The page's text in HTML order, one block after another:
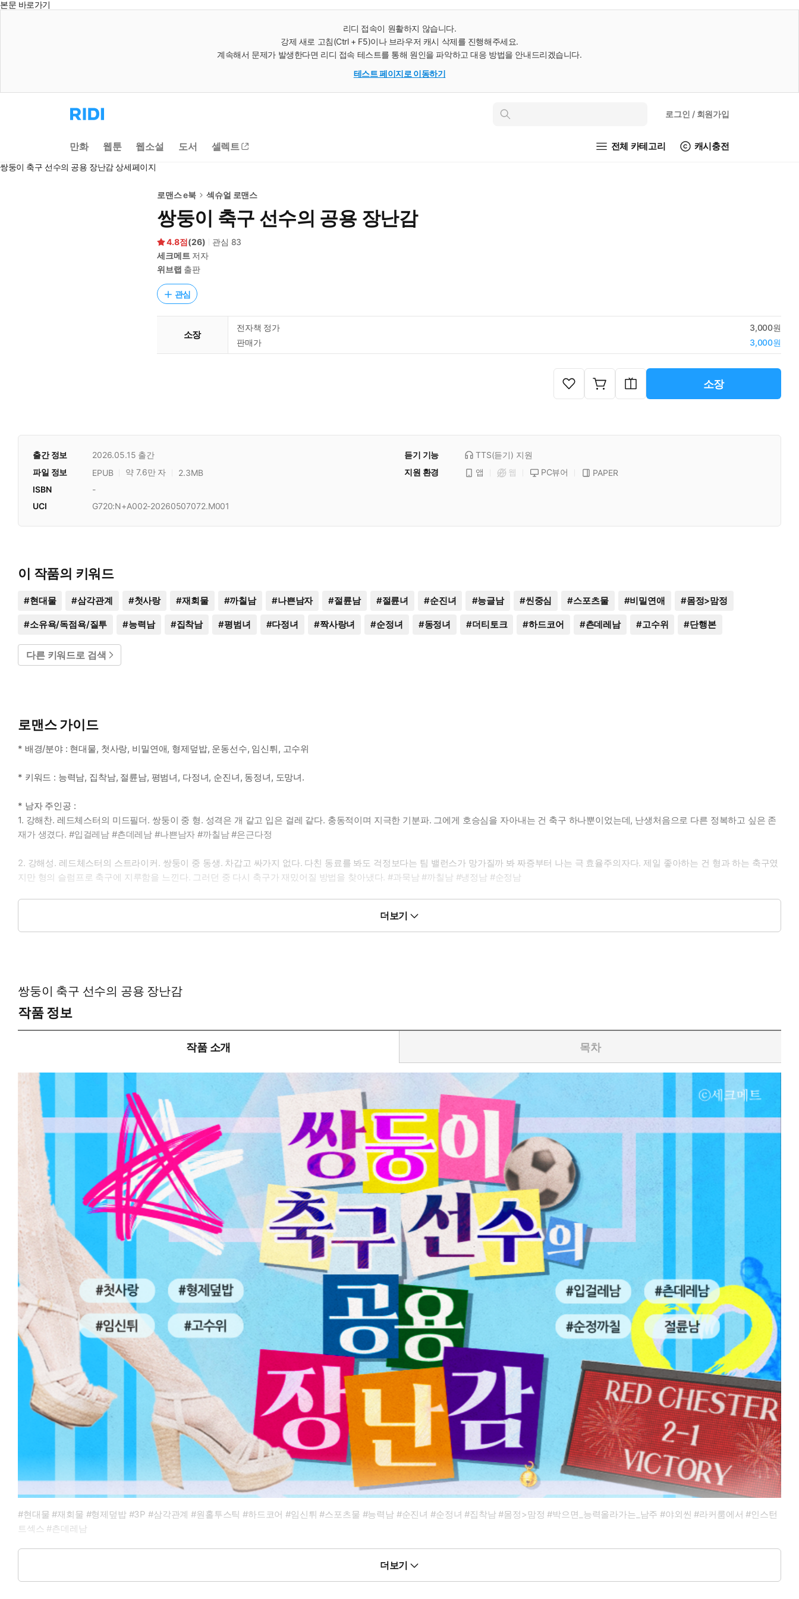
본문 바로가기
리디 접속이 원활하지 않습니다.
강제 새로 고침(Ctrl + F5)이나 브라우저 캐시 삭제를 진행해주세요.
계속해서 문제가 발생한다면 리디 접속 테스트를 통해 원인을 파악하고 대응 방법을 안내드리겠습니다.
테스트 페이지로 이동하기
리
디
으
로
동
인
로그인 / 회원가입
만화 웹툰 웹소설 도서 셀렉트 전체 카테고리 캐시충전
쌍둥이 축구 선수의 공용 장난감 상세페이지
로맨스 e북 섹슈얼 로맨스
쌍둥이 축구 선수의 공용 장난감
4.8 (26) 관심 83
세크메트 저자
위브랩 출판
관심
소장
전자책 정가
3,000원
판매가
3,000원
소장
출간 정보 2026.05.15 출간 듣기 기능 TTS(듣기) 지원
파일 정보
EPUB 약 7.6만 자 2.3MB 지원 환경 앱 웹 PC뷰어
PAPER
ISBN
-
UCI
G720:N+A002-20260507072.M001
이 작품의 키워드
#현대물 #삼각관계 #첫사랑 #재회물 #까칠남 #나쁜남자 #절륜남 #절륜녀 #순진녀 #능글남 #씬중심 #스포츠물 #비밀연애 #몸정>맘정
#소유욕/독점욕/질투 #능력남 #집착남 #평범녀 #다정녀 #짝사랑녀 #순정녀 #동정녀 #더티토크 #하드코어 #츤데레남 #고수위 #단행본
다른 키워드로 검색
로맨스 가이드
* 배경/분야 : 현대물, 첫사랑, 비밀연애, 형제덮밥, 운동선수, 임신튀, 고수위
* 키워드 : 능력남, 집착남, 절륜남, 평범녀, 다정녀, 순진녀, 동정녀, 도망녀.
* 남자 주인공 :
1. 강해찬. 레드체스터의 미드필더. 쌍둥이 중 형. 성격은 개 같고 입은 걸레 같다. 충동적이며 지극한 기분파. 그에게 호승심을 자아내는 건 축구 하나뿐이었는데, 난생처음으로 다른 정복하고 싶은 존
재가 생겼다. #입걸레남 #츤데레남 #나쁜남자 #까칠남 #은근다정
2. 강해성. 레드체스터의 스트라이커. 쌍둥이 중 동생. 차갑고 싸가지 없다. 다친 동료를 봐도 걱정보다는 팀 밸런스가 망가질까 봐 짜증부터 나는 극 효율주의자다. 제일 좋아하는 건 형과 하는 축구였
지만 형의 슬럼프로 축구에 지루함을 느낀다. 그러던 중 다시 축구가 재밌어질 방법을 찾아냈다. #과묵남 #까칠남 #냉정남 #순정남
* 이럴 때 보세요 : 상반된 매력의 형제 덮밥 고수위 작품이 당길 때♥
더보기
쌍둥이 축구 선수의 공용 장난감
작품 정보
작품 소개 목차
#현대물 #재회물 #형제덮밥 #3P #삼각관계 #원홀투스틱 #하드코어 #임신튀 #스포츠물 #능력남 #순진녀 #순정녀 #집착남 #몸정>맘정 #박으면_능력올라가는_남주 #야외씬 #라커룸에서 #인스턴
트섹스 #츤데레남
하지만 최고의 선수에게도 슬럼프란 피할 수 없는 벽이었고
더보기